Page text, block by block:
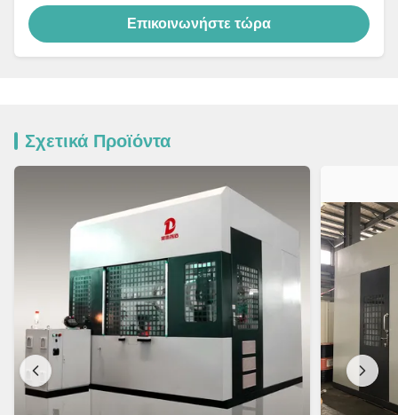
Επικοινωνήστε τώρα
Σχετικά Προϊόντα